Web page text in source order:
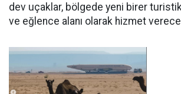
dev uçaklar, bölgede yeni birer
ve eğlence alanı olarak hizmet